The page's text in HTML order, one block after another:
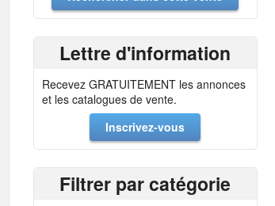
Lettre d'information
Recevez GRATUITEMENT les annonces
et les catalogues de vente.
Inscrivez-vous
Filtrer par catégorie